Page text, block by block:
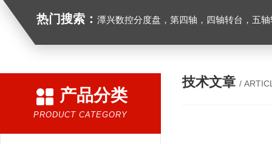
热门搜索： 潭兴数控分度盘，第四轴，四轴转台，五轴转台
产品分类
PRODUCT CATEGORY
技术文章 /